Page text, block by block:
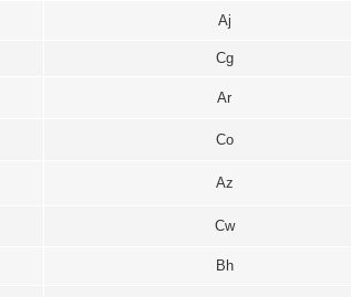
Aj
Cg
Ar
Co
Az
Cw
Bh